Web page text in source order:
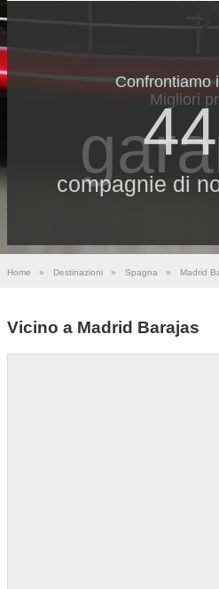
Confrontiamo
compagnie di
Migliori
Home » Destinazioni » Spagna » Madrid
Vicino a Madrid Barajas